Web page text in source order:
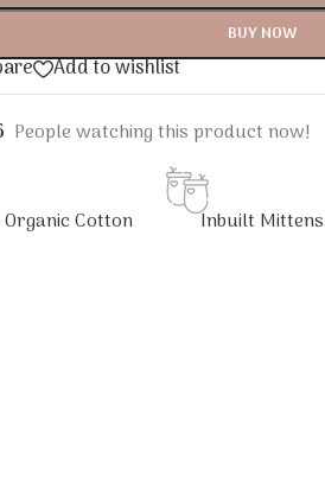
BUY NOW
Add to wishlist
People watching this product now!
Cotton Inbuilt Mittens